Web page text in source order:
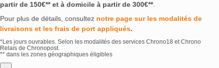
partir de 150€** et à domicile à partir de 300€**.
Pour plus de détails, consultez notre page sur les modalités de
livraisons et les frais de port appliqués.
*Les jours ouvrables. Selon les modalités des services Chrono18 et Chrono
Relais de Chronopost.
** dans les zones géographiques éligibles